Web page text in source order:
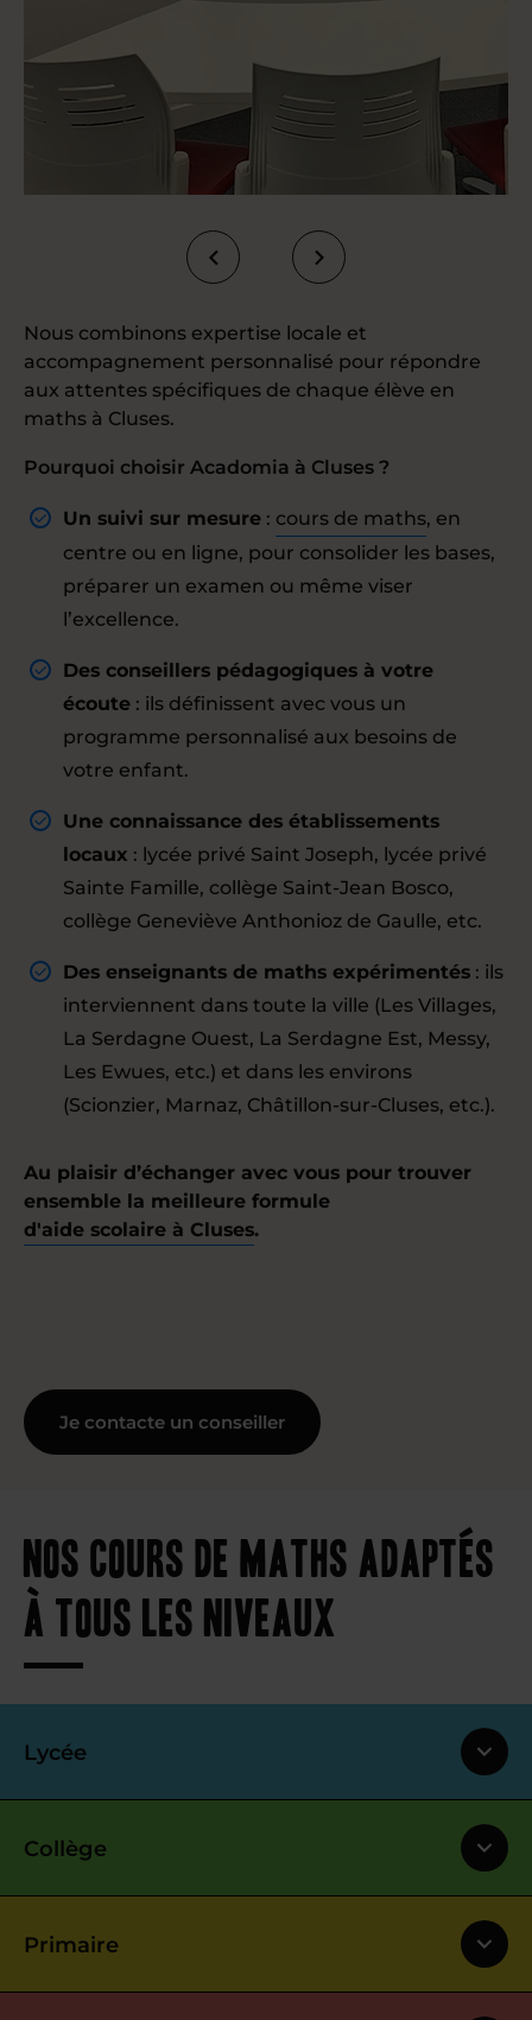
Nous combinons expertise locale et
accompagnement personnalisé pour répondre
aux attentes spécifiques de chaque élève en
maths à Cluses.
Pourquoi choisir Acadomia à Cluses ?
Un suivi sur mesure : cours de maths, en
centre ou en ligne, pour consolider les bases,
préparer un examen ou même viser
l’excellence.
Des conseillers pédagogiques à votre
écoute : ils définissent avec vous un
programme personnalisé aux besoins de
votre enfant.
Une connaissance des établissements
locaux : lycée privé Saint Joseph, lycée privé
Sainte Famille, collège Saint-Jean Bosco,
collège Geneviève Anthonioz de Gaulle, etc.
Des enseignants de maths expérimentés : ils
interviennent dans toute la ville (Les Villages,
La Serdagne Ouest, La Serdagne Est, Messy,
Les Ewues, etc.) et dans les environs
(Scionzier, Marnaz, Châtillon-sur-Cluses, etc.).
Au plaisir d’échanger avec vous pour trouver
ensemble la meilleure formule
d'aide scolaire à Cluses.
Je contacte un conseiller
Nos cours de maths adaptés
à tous les niveaux
Lycée
Collège
Primaire